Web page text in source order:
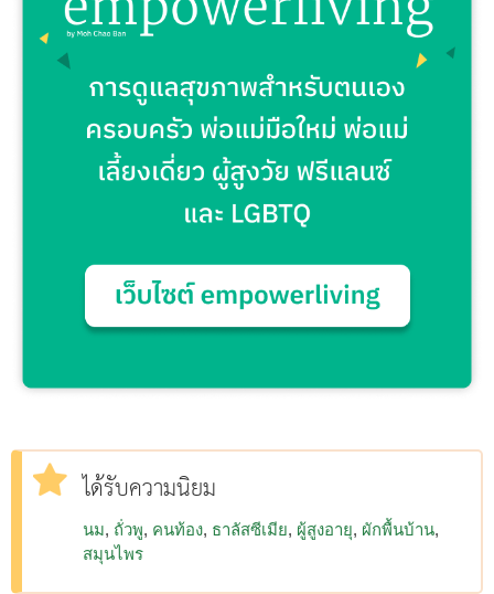
ได้รับความนิยม
นม ถั่วพู คนท้อง ธาลัสซีเมีย ผู้สูงอายุ ผักพื้นบ้าน
สมุนไพร